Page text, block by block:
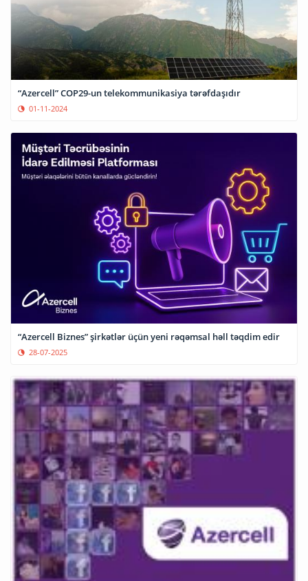
“Azercell” COP29-un telekommunikasiya tərəfdaşıdır
01-11-2024
“Azercell Biznes” şirkətlər üçün yeni rəqəmsal həll təqdim edir
28-07-2025